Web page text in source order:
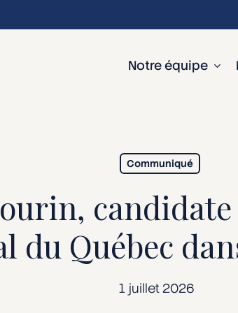
Notre équipe
Communiqué
du Québec
1 juillet 2026